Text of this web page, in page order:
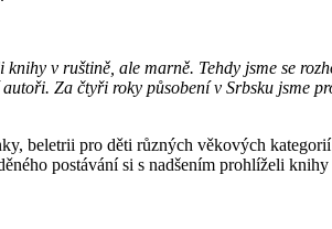
v ruštině, ale marně. Tehdy jsme se
Za čtyři roky působení v Srbsku jsme
beletrii pro děti různých věkových
postávání si s nadšením prohlíželi